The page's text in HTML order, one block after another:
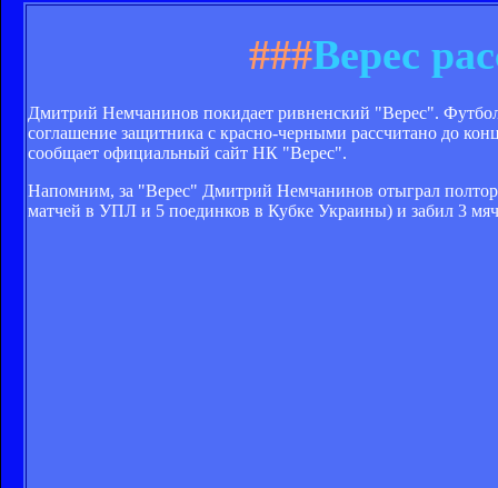
###Верес
Дмитрий Немчанинов покидает ривненский "Верес".
соглашение защитника с красно-черными рассчитано до
сообщает официальный сайт НК "Верес".
Напомним, за "Верес" Дмитрий Немчанинов отыграл
матчей в УПЛ и 5 поединков в Кубке Украины) и забил 3